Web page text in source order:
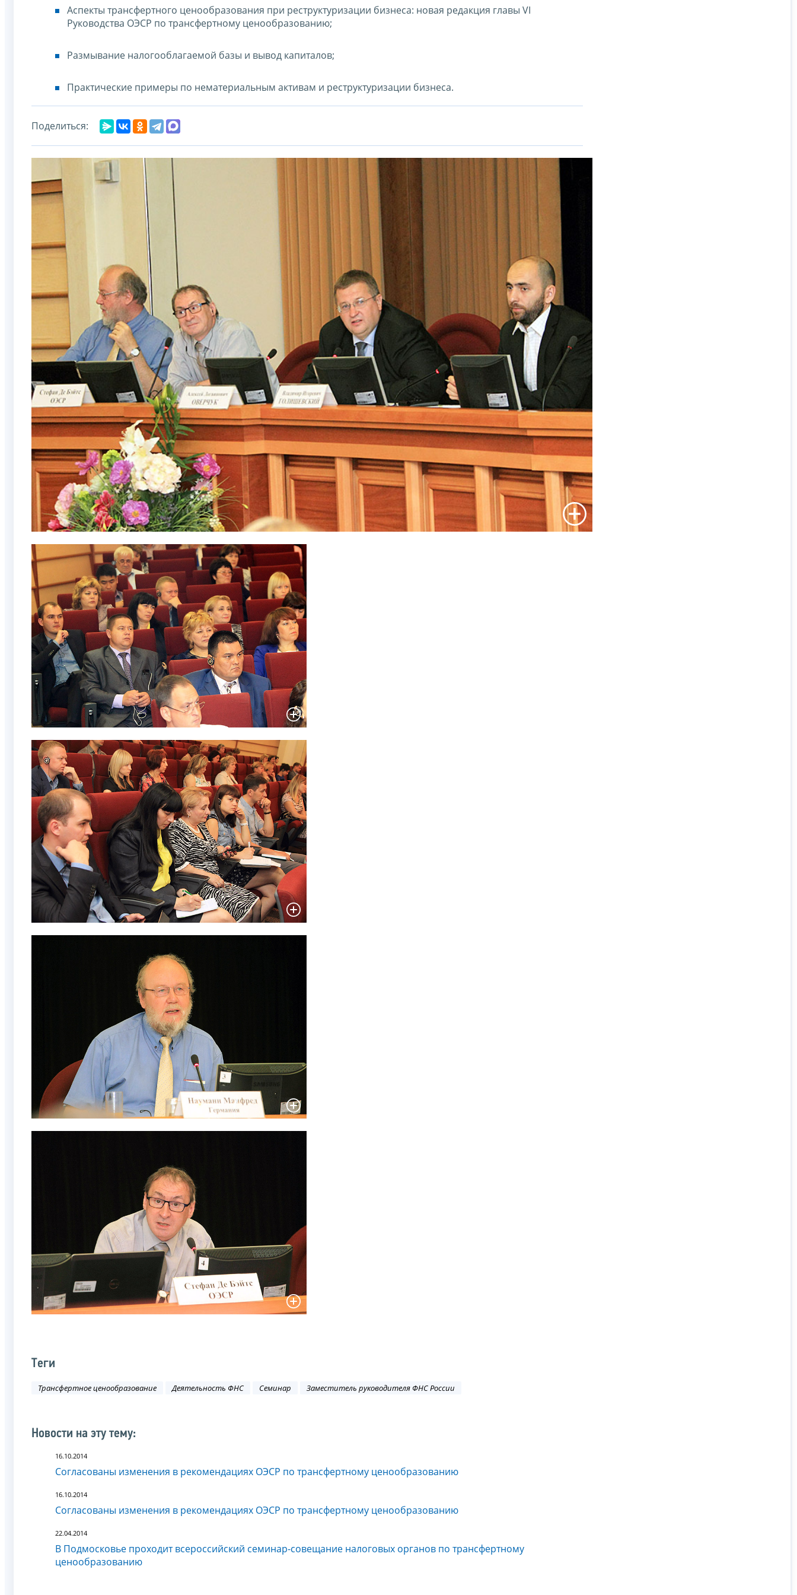
Аспекты трансфертного ценообразования при реструктуризации бизнеса: новая редакция главы VI
Руководства ОЭСР по трансфертному ценообразованию;
Размывание налогооблагаемой базы и вывод капиталов;
Практические примеры по нематериальным активам и реструктуризации бизнеса.
Поделиться:
Теги
Трансфертное ценообразование Деятельность ФНС Семинар Заместитель руководителя ФНС России
Новости на эту тему:
16.10.2014
Согласованы изменения в рекомендациях ОЭСР по трансфертному ценообразованию
16.10.2014
Согласованы изменения в рекомендациях ОЭСР по трансфертному ценообразованию
22.04.2014
В Подмосковье проходит всероссийский семинар-совещание налоговых органов по трансфертному
ценообразованию